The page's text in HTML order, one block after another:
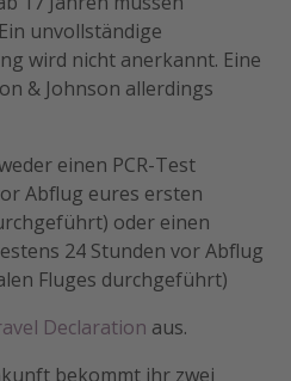
unvollständige
wird nicht anerkannt. Eine
& Johnson allerdings
einen PCR-Test
Abflug eures ersten
oder einen
24 Stunden vor Abflug
Fluges durchgeführt)
Declaration aus.
bekommt ihr zwei